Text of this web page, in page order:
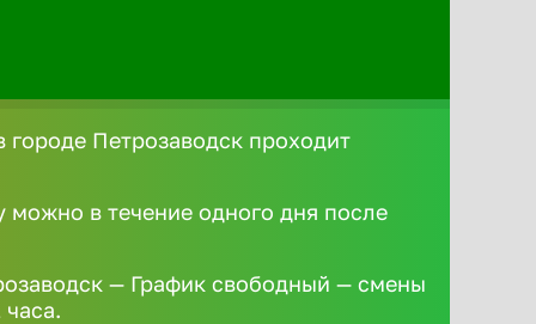
Петрозаводск проходит
можно в течение одного дня после
— График свободный — смены